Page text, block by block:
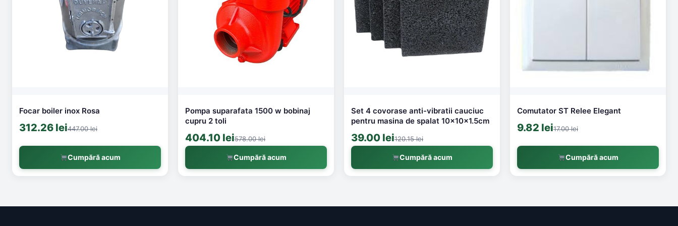
Focar boiler inox Rosa
312.26 lei447.00 lei
Cumpără acum
Pompa suparafata 1500 w bobinaj
cupru 2 toli
404.10 lei578.00 lei
Cumpără acum
Set 4 covorase anti-vibratii cauciuc
pentru masina de spalat 10x10x1.5cm
39.00 lei120.15 lei
Cumpără acum
Comutator ST Relee Elegant
9.82 lei17.00 lei
Cumpără acum